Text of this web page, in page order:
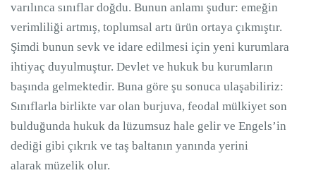
varılınca sınıflar doğdu. Bunun anlamı şudur: emeğin
verimliliği artmış, toplumsal artı ürün ortaya çıkmıştır.
Şimdi bunun sevk ve idare edilmesi için yeni kurumlara
ihtiyaç duyulmuştur. Devlet ve hukuk bu kurumların
başında gelmektedir. Buna göre şu sonuca ulaşabiliriz:
Sınıflarla birlikte var olan burjuva, feodal mülkiyet son
bulduğunda hukuk da lüzumsuz hale gelir ve Engels’in
dediği gibi çıkrık ve taş baltanın yanında yerini
alarak müzelik olur.